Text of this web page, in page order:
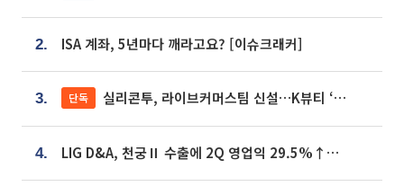
2. ISA 계좌, 5년마다 깨라고요? [이슈크래커]
3. 단독 실리콘투, 라이브커머스팀 신설…K뷰티 ‘글로벌 판매망’ 확대[K뷰티 라방戰]
4. LIG D&A, 천궁Ⅱ 수출에 2Q 영업익 29.5%↑…수주잔고 24.6조 [종합]